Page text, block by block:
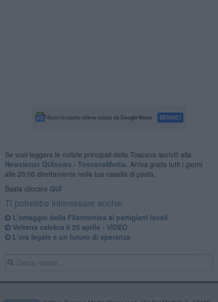
Se vuoi leggere le notizie principali della Toscana iscriviti alla
Newsletter QUInews - ToscanaMedia. Arriva gratis tutti i giorni
alle 20:00 direttamente nella tua casella di posta.
Basta cliccare QUI
Ti potrebbe interessare anche:
L'omaggio della Filarmonica ai partigiani locali
Volterra celebra il 25 aprile - VIDEO
L'ora legale e un futuro di speranza